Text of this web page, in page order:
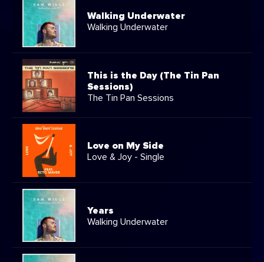
Walking Underwater
Walking Underwater
This is the Day (The Tin Pan
Sessions)
The Tin Pan Sessions
Love on My Side
Love & Joy - Single
Years
Walking Underwater